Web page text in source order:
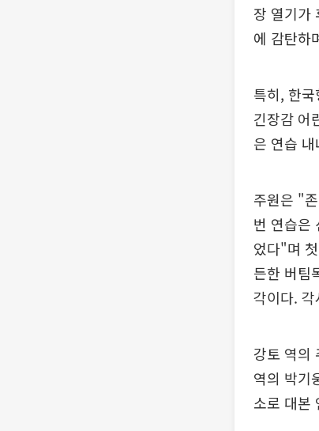
장 열기가
에 감탄하
특히, 한
긴장감 어
은 연습
주원은 "
번 연습은
었다"며
든한 버팀
각이다.
강토 역의
역의 박기
소로 대본